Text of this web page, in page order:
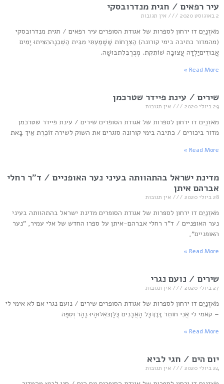
עיר רפאים / חגית מנדרובסקי
2 באוגוסט 2020 אין תגובות
מֹאזְנַיִם דו ירחון לספרות של אגודת הסופרים עיר רפאים / חגית מנדרובסקי
(מהמדור כתיבה בימי קורונה) הַצְּרָחוֹת שֶׁשָּׁמַעְתִּי מִבֵּית הַשְּׁכֵנָההִצִּיתוּ יָמִים
אֲבוּדִיםיַלְדָּה עֲצוּבָה שׁוֹתֶקֶת. מְכֻרְבֶּלֶתבּוּשָׁה.
Read More »
שירים / עינת פיידר שטרכמן
29 ביולי 2020 אין תגובות
מֹאזְנַיִם דו ירחון לספרות של אגודת הסופרים שירים / עינת פיידר שטרכמן
מדור ביכורים / כתיבה בימי קורונה סוגרים את השוק לשירה זוֹכֶרֶת אֵיךְ בָּאת
Read More »
מדינת ישראל בהתהוותה בעיני נער האופניים / ד"ר רחלי
אברהם איתן
28 ביולי 2020 אין תגובות
מֹאזְנַיִם דו ירחון לספרות של אגודת הסופרים מדינת ישראל בהתהוותה בעיני
נער האופניים / ד"ר רחלי אברהם-איתן על ספרו החדש של אלי עמיר, "נער
האופניים",
Read More »
שירים / נועם נגרי
27 ביולי 2020 אין תגובות
מֹאזְנַיִם דו ירחון לספרות של אגודת הסופרים שירים / נועם נגרי אם לא אימי לי
– קאמי לי אֲנִי חוֹתֵר דֶּרֶךְכָּל הָאֲבָנִים כֻּלָּןכּאְִלּוּהָיוּ נָהָר וְטִפָּה
Read More »
יום הים / חגי לביא
24 ביולי 2020 אין תגובות